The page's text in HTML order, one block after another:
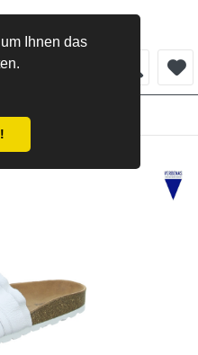
Ihnen das